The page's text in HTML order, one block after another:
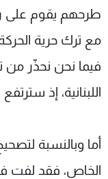
طرحهم يقوم على
مع ترك حرية
فيما نحن نحذّر
اللبنانية، إذ سترتفع
أما وبالنسبة
الخاص، فقد لفت